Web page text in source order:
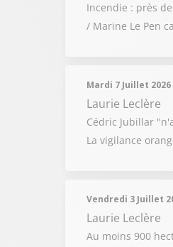
Incendie : près
/ Marine Le Pen
Mardi 7 Juillet 2026
Laurie Leclère
Cédric Jubillar
La vigilance
Vendredi 3 Juillet
Laurie Leclère
Au moins 900